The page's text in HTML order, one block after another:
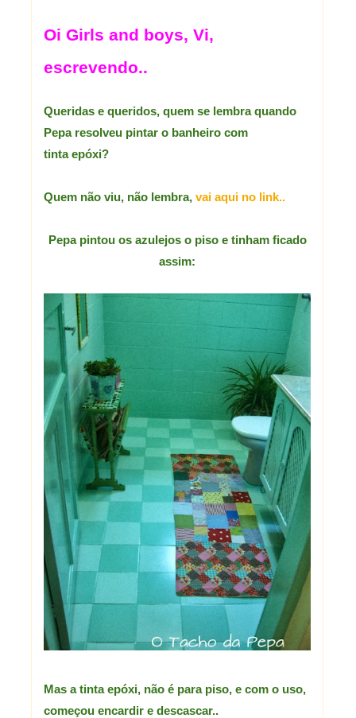
Oi Girls and boys, Vi,
escrevendo..
Queridas e queridos, quem se lembra quando
Pepa resolveu pintar o banheiro com
tinta epóxi?
Quem não viu, não lembra, vai aqui no link..
Pepa pintou os azulejos o piso e tinham ficado
assim:
Mas a tinta epóxi, não é para piso, e com o uso,
começou encardir e descascar..